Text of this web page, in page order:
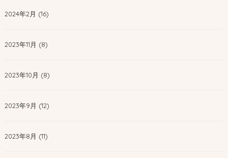
2024年2月 (16)
2023年11月 (8)
2023年10月 (8)
2023年9月 (12)
2023年8月 (11)